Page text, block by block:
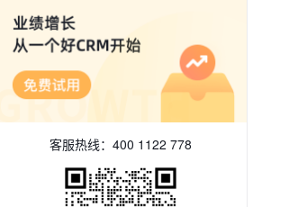
客服热线： 400 1122 778